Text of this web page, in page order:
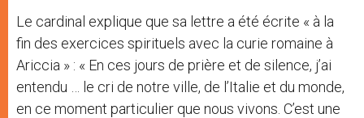
Le cardinal explique que sa lettre a été écrite « à la
fin des exercices spirituels avec la curie romaine à
Ariccia » : « En ces jours de prière et de silence, j’ai
entendu … le cri de notre ville, de l’Italie et du monde,
en ce moment particulier que nous vivons. C’est une